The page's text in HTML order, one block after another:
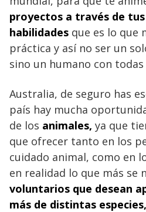
proyectos a través de
habilidades que es lo que
práctica y así no ser un
sino un humano con
Australia, de seguro has
país hay mucha
de los animales, ya que
que ofrecer tanto en los
cuidado animal, como en
en realidad lo que más se
voluntarios que desean
más de distintas especies,